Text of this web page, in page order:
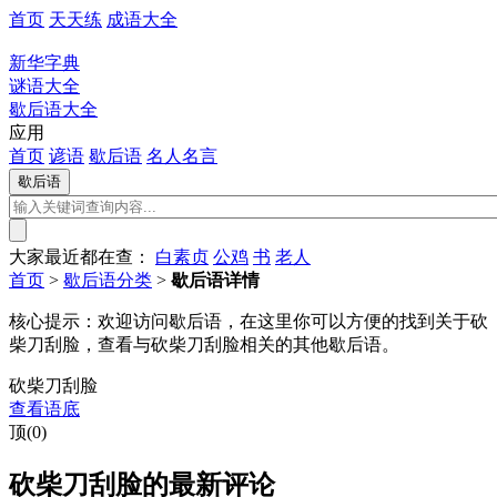
首页 天天练 成语大全
新华字典
谜语大全
歇后语大全
应用
首页 谚语 歇后语 名人名言
大家最近都在查： 白素贞 公鸡 书 老人
首页 > 歇后语分类 > 歇后语详情
核心提示： 欢迎访问歇后语，在这里你可以方便的找到关于砍
柴刀刮脸，查看与砍柴刀刮脸相关的其他歇后语。
砍柴刀刮脸
查看语底
顶(0)
砍柴刀刮脸的最新评论